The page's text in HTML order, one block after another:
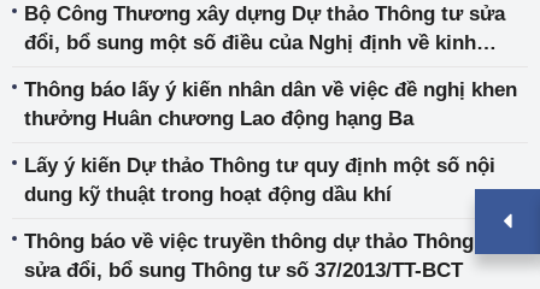
Bộ Công Thương xây dựng Dự thảo Thông tư sửa
đổi, bổ sung một số điều của Nghị định về kinh
Thông báo lấy ý kiến nhân dân về việc đề nghị khen
thưởng Huân chương Lao động hạng Ba
Lấy ý kiến Dự thảo Thông tư quy định một số nội
dung kỹ thuật trong hoạt động dầu khí
Thông báo về việc truyền thông dự thảo Thông tư
sửa đổi, bổ sung Thông tư số 37/2013/TT-BCT